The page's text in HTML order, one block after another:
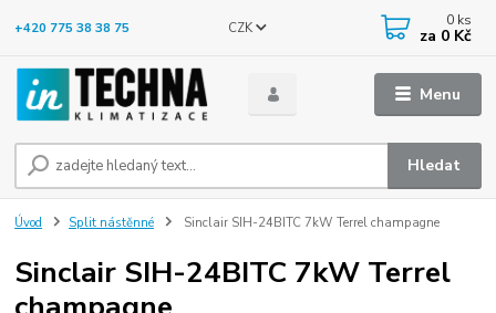
Menu
CZK
Hledat
+420 775 38 38 75 0 ks
za 0 Kč
Úvod Split nástěnné Sinclair SIH-24BITC 7kW Terrel champagne
Sinclair SIH-24BITC 7kW Terrel